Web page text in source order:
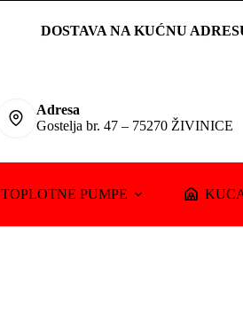
DOSTAVA NA KUĆNU
Adresa
Gostelja br. 47 – 75270 ŽIVINICE
TOPLOTNE PUMPE